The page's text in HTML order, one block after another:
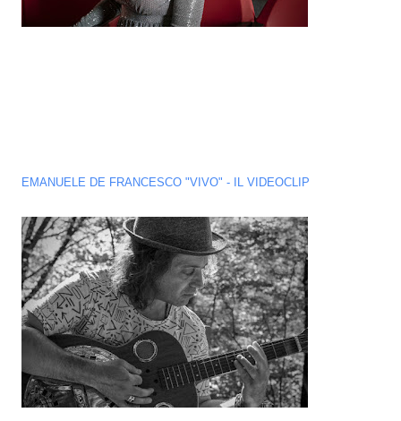
EMANUELE DE FRANCESCO "VIVO" - IL VIDEOCLIP